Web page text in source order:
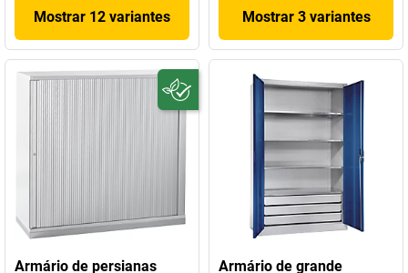
Mostrar 12 variantes Mostrar 3 variantes
Armário de persianas
Armário de grande